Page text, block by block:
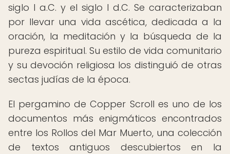
siglo I a.C. y el siglo I d.C. Se caracterizaban
por llevar una vida ascética, dedicada a la
oración, la meditación y la búsqueda de la
pureza espiritual. Su estilo de vida comunitario
y su devoción religiosa los distinguió de otras
sectas judías de la época.
El pergamino de Copper Scroll es uno de los
documentos más enigmáticos encontrados
entre los Rollos del Mar Muerto, una colección
de textos antiguos descubiertos en la